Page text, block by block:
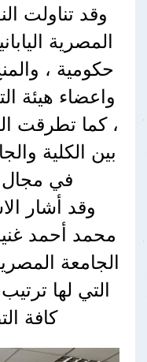
وقد تناولت
المصرية
حكومية ،
واعضاء هيئة
، كما تطرقت
بين الكلية
في مجال
وقد أشار
محمد أحمد
الجامعة
التي لها
كافة